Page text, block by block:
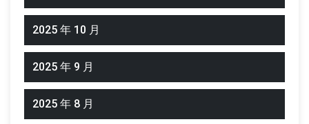
2025 年 10 月
2025 年 9 月
2025 年 8 月